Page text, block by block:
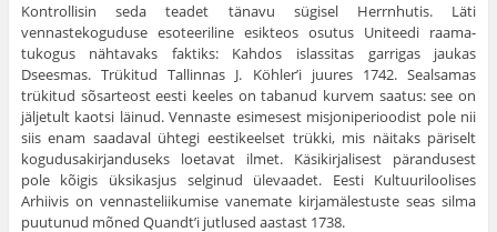
Kontrollisin seda teadet tänavu sügisel Herrnhutis. Läti
vennastekoguduse esoteeriline esikteos osutus Uniteedi raama­
tukogus nähtavaks faktiks: Kahdos islassitas garrigas jaukas
Dseesmas. Trükitud Tallinnas J. Köhler’i juures 1742. Sealsa­mas
trükitud sõsarteost eesti keeles on tabanud kurvem saatus: see on
jäljetult kaotsi läinud. Vennaste esimesest misjoniperioodist pole nii
siis enam saadaval ühtegi eestikeelset trükki, mis näitaks päriselt
kogudusakirjanduseks loetavat ilmet. Käsikir­jalisest pärandusest
pole kõigis üksikasjus selginud ülevaadet. Eesti Kultuuriloolises
Arhiivis on vennasteliikumise vanemate kirjamälestuste seas silma
puutunud mõned Quandt’i jutlused aastast 1738.